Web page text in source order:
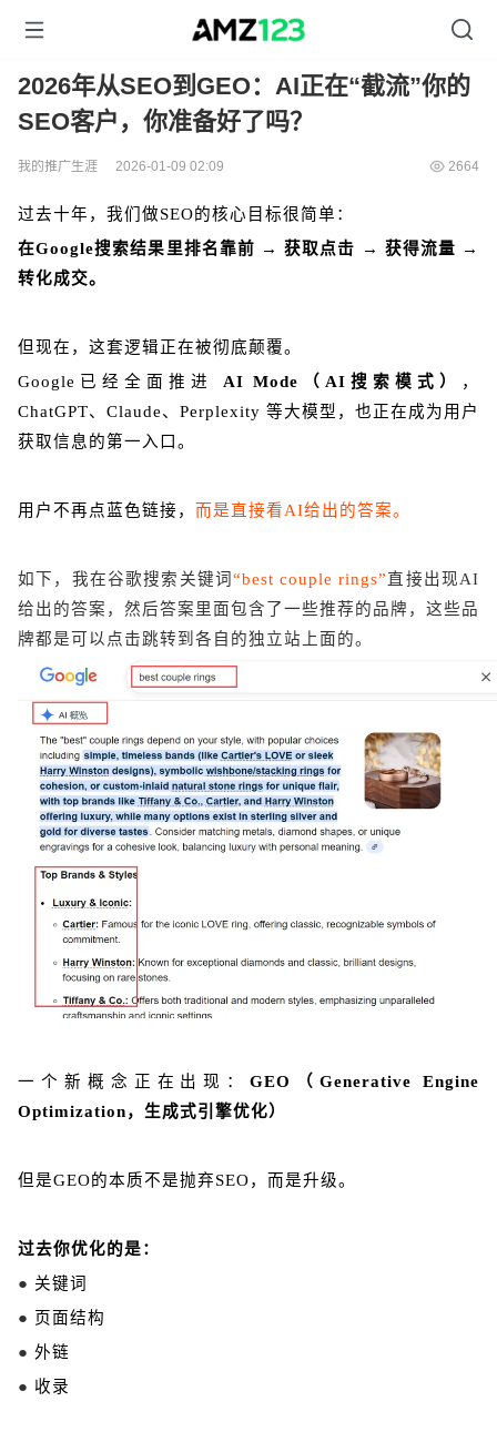
2026年从SEO到GEO：AI正在“截流”你的
SEO客户，你准备好了吗？
我的推广生涯 2026-01-09 02:09 2664
过去十年，我们做SEO的核心目标很简单：
在Google搜索结果里排名靠前 → 获取点击 → 获得流量 →
转化成交。
但现在，这套逻辑正在被彻底颠覆。
Google已经全面推进 AI Mode（AI搜索模式）
，
ChatGPT、Claude、Perplexity 等大模型，也正在成为用户
获取信息的第一入口。
用户不再点蓝色链接， 而是直接看AI给出的答案。
如下 ， 我在谷歌搜索 关键词 “best couple rings”直接出现AI
给出 的答案 ， 然后答案里面包含 了一些推荐的品牌 ， 这些品
牌都是 可以 点击跳转到各自的独立站 上 面的。
一个新概念正在出现：GEO（Generative Engine
Optimization，生成式引擎优化）
但是GEO的本质不是抛弃SEO，而是升级。
过去你优化的是：
● 关键词
● 页面结构
● 外链
● 收录